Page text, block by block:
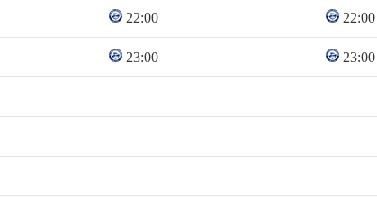
22:00 22:00
23:00 23:00